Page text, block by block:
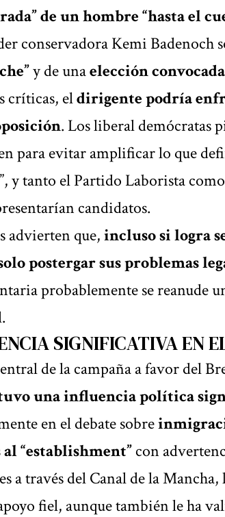
de un hombre “hasta el
conservadora Kemi Badenoch
y de unaelección convocada
críticas, eldirigente podría
. Los liberal demócratas
para evitar amplificar lo que
y tanto el Partido Laborista
candidatos.
advierten que,incluso si logra
postergar sus problemas
probablemente se reanude
SIGNIFICATIVA EN
de la campaña a favor del
una influencia política
en el debate sobre
“establishment”con
a través del Canal de la
fiel, aunque también le ha